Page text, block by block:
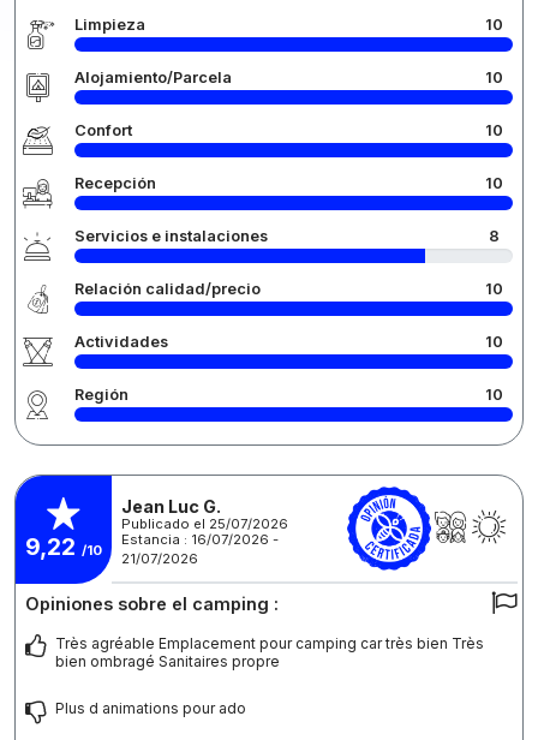
Limpieza 10
Alojamiento/Parcela 10
Confort 10
Recepción 10
Servicios e instalaciones 8
Relación calidad/precio 10
Actividades 10
Región 10
9,22 /10
Jean Luc G.
Publicado el 25/07/2026
Estancia : 16/07/2026 -
21/07/2026
Opiniones sobre el camping :
Très agréable Emplacement pour camping car très bien Très
bien ombragé Sanitaires propre
Plus d animations pour ado